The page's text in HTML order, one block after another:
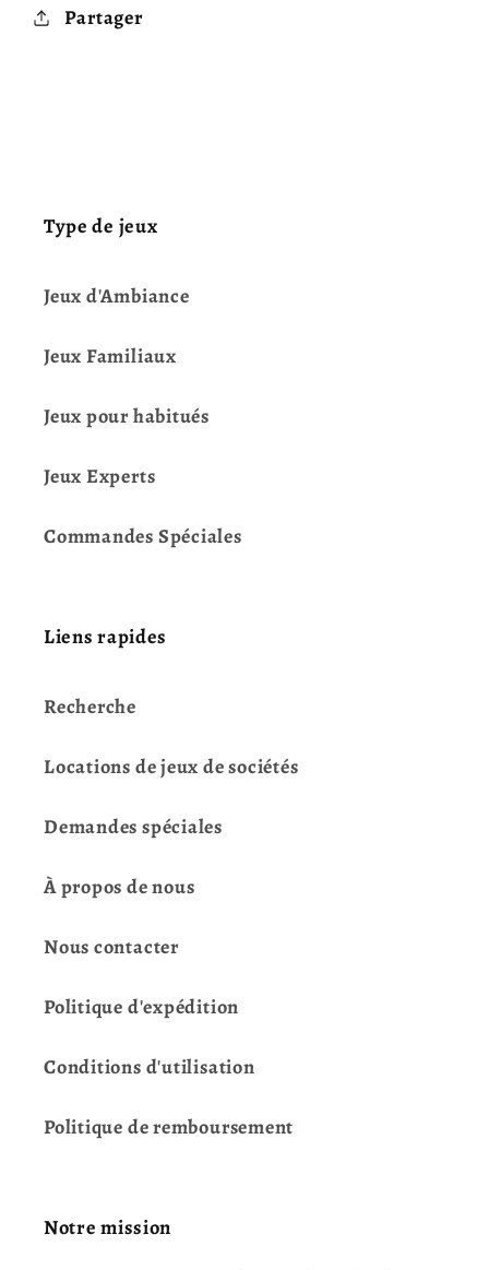
Partager
Type de jeux
Jeux d'Ambiance
Jeux Familiaux
Jeux pour habitués
Jeux Experts
Commandes Spéciales
Liens rapides
Recherche
Locations de jeux de sociétés
Demandes spéciales
À propos de nous
Nous contacter
Politique d'expédition
Conditions d'utilisation
Politique de remboursement
Notre mission